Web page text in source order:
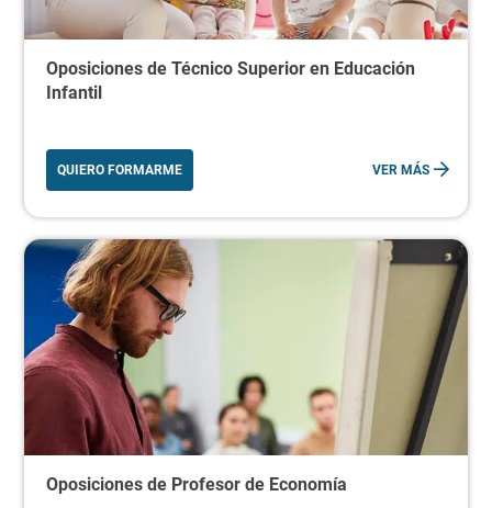
Oposiciones de Técnico Superior en Educación
Infantil
QUIERO FORMARME VER MÁS
Oposiciones de Profesor de Economía